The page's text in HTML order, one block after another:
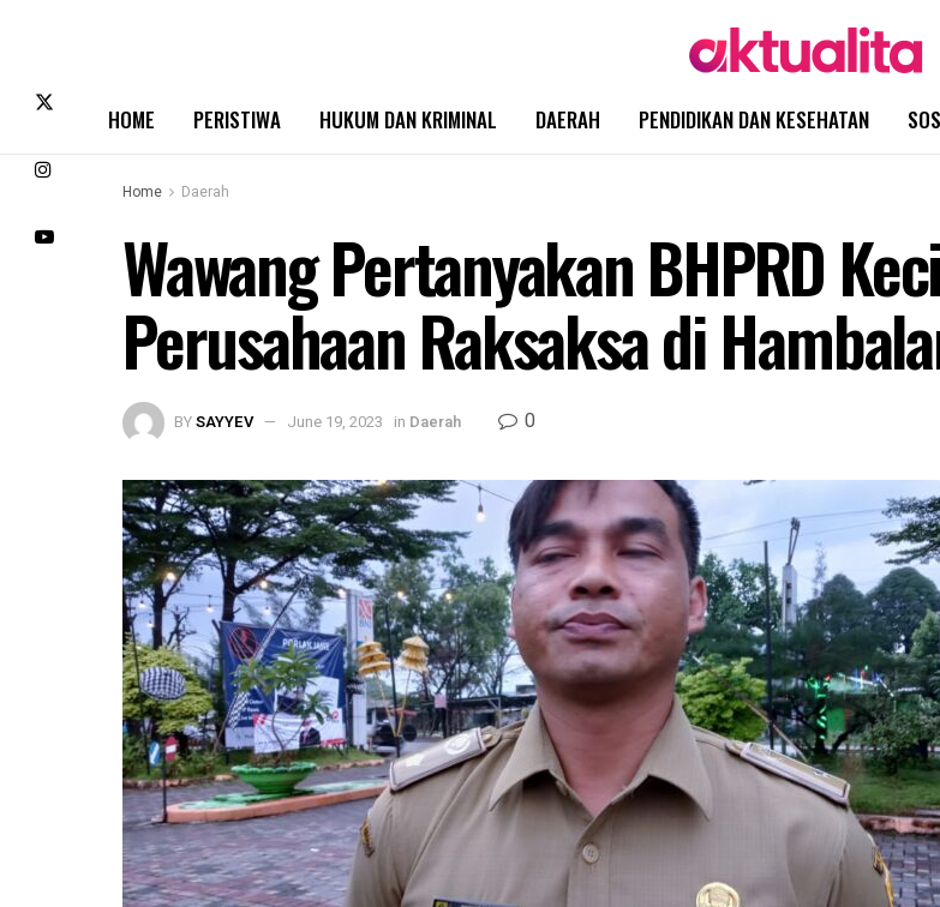
HOME PERISTIWA HUKUM DAN KRIMINAL DAERAH PENDIDIKAN DAN KESEHATAN
Home Daerah
Wawang Pertanyakan BHPRD
Perusahaan Raksaksa di
BYSAYYEV June 19, 2023 in Daerah 0